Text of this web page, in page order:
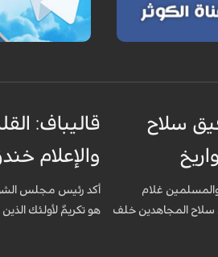
سلاح
غلام
المجاهدين خلف
قاليباف:
والإعلام
أكد رئيس مجلس
هو تكريمٌ لأولئك